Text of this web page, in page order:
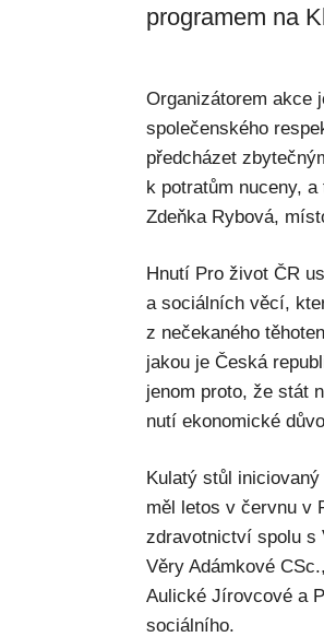
programem na
Organizátorem akce
společenského
předcházet
k potratům nuceny,
Zdeňka Rybová,
Hnutí Pro život ČR
a sociálních věcí,
z nečekaného
jakou je Česká
jenom proto, že stát
nutí ekonomické
Kulatý stůl
měl letos v červnu v
zdravotnictví spolu s
Věry Adámkové
Aulické Jírovcové a
sociálního.